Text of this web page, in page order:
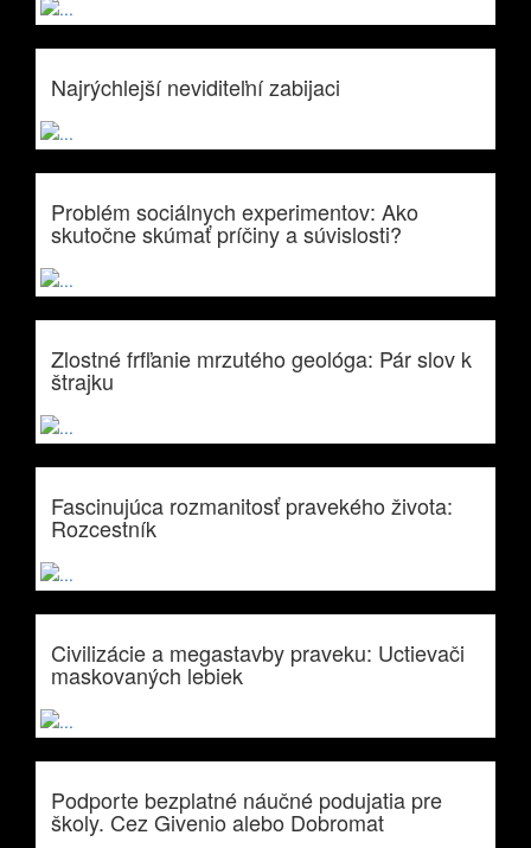
Najrýchlejší neviditeľní zabijaci
Problém sociálnych experimentov: Ako
skutočne skúmať príčiny a súvislosti?
Zlostné frfľanie mrzutého geológa: Pár slov k
štrajku
Fascinujúca rozmanitosť pravekého života:
Rozcestník
Civilizácie a megastavby praveku: Uctievači
maskovaných lebiek
Podporte bezplatné náučné podujatia pre
školy. Cez Givenio alebo Dobromat